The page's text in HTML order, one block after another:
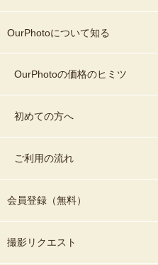
OurPhotoについて知る
OurPhotoの価格のヒミツ
初めての方へ
ご利用の流れ
会員登録（無料）
撮影リクエスト